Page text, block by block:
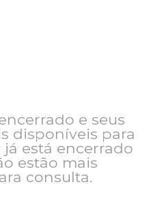
e seus
disponíveis para
está encerrado
estão mais
consulta.